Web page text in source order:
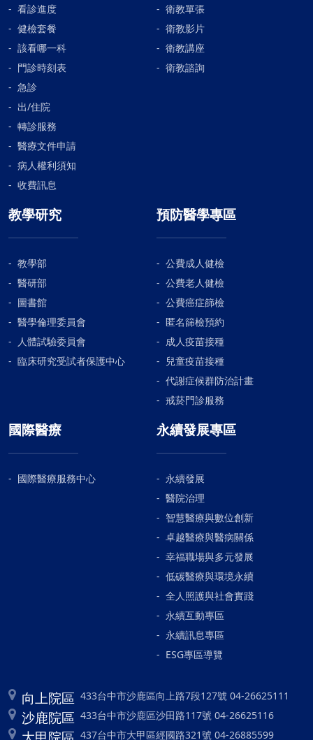
看診進度
健檢套餐
該看哪一科
門診時刻表
急診
出/住院
轉診服務
醫療文件申請
病人權利須知
收費訊息
衛教單張
衛教影片
衛教講座
衛教諮詢
教學研究
教學部
醫研部
圖書館
醫學倫理委員會
人體試驗委員會
臨床研究受試者保護中心
預防醫學專區
公費成人健檢
公費老人健檢
公費癌症篩檢
匿名篩檢預約
成人疫苗接種
兒童疫苗接種
代謝症候群防治計畫
戒菸門診服務
國際醫療
國際醫療服務中心
永續發展專區
永續發展
醫院治理
智慧醫療與數位創新
卓越醫療與醫病關係
幸福職場與多元發展
低碳醫療與環境永續
全人照護與社會實踐
永續互動專區
永續訊息專區
ESG專區導覽
向上院區 433台中市沙鹿區向上路7段127號 04-26625111
沙鹿院區 433台中市沙鹿區沙田路117號 04-26625116
437台中市大甲區經國路321號 04-26885599